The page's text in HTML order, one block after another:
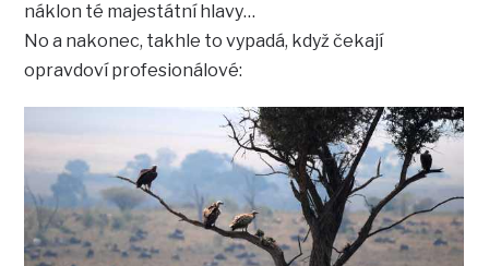
náklon té majestátní hlavy…
No a nakonec, takhle to vypadá, když čekají
opravdoví profesionálové: